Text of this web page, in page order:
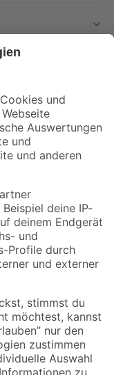
mehr verpassen!